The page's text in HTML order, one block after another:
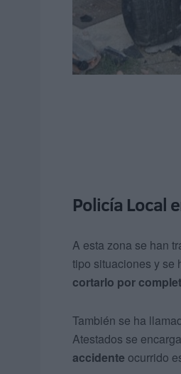
Policía Local
A esta zona se han
tipo situaciones y se
cortarlo por
También se ha
Atestados se
accidente ocurrido